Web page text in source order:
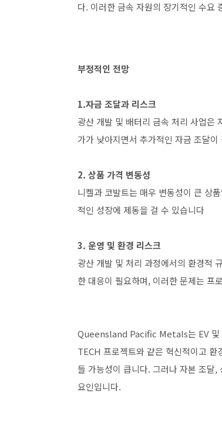
다. 이러한 금속 자원의 장기적인 수요
부정적인 전망
1.자금 조달과 리스크
광산 개발 및 배터리 금속 처리 사업은
가가 낮아지면서 추가적인 자금 조달
2. 상품 가격 변동성
니켈과 코발트는 매우 변동성이 큰 상
적인 성장에 제동을 걸 수 있습니다​
3. 운영 및 환경 리스크
광산 개발 및 처리 과정에서의 환경적
한 대응이 필요하며, 이러한 문제는 프
Queensland Pacific Metals는 EV 및
TECH 프로젝트와 같은 혁신적이고
들 가능성이 큽니다. 그러나 자본 조달
요인입니다.